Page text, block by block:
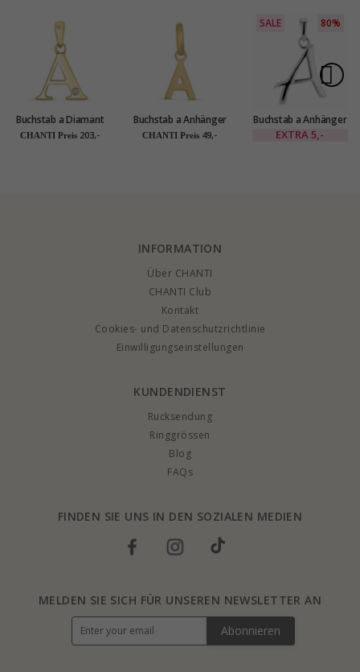
Buchstab a Diamant
Anhänger in 9 karat
CHANTI Preis 203,-
Buchstab a Anhänger
aus 8 Karat Gold - My
CHANTI Preis 49,-
SALE 80%
Buchstab a Anhänger
aus Silber - My Letter
EXTRA5,-
INFORMATION
Über CHANTI
CHANTI Club
Kontakt
Cookies- und Datenschutzrichtlinie
Einwilligungseinstellungen
KUNDENDIENST
Rucksendung
Ringgrössen
Blog
FAQs
FINDEN SIE UNS IN DEN SOZIALEN MEDIEN
MELDEN SIE SICH FÜR UNSEREN NEWSLETTER AN
Abonnieren